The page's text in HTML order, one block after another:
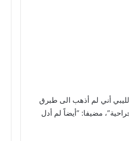
أني لم أذهب الى طبرق
مضيفا: “أيضاً لم أدل